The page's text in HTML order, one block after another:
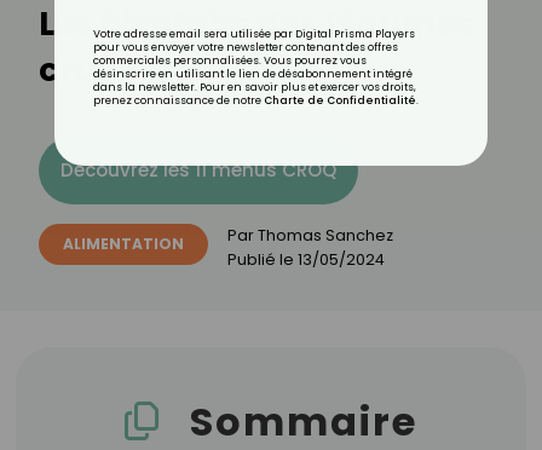
Les bienfaits des légumes
crucifères
Découvrez les 11 menus CROQ
ALIMENTATION ParThomas Sanchez
Publié le 13/05/2024
Sommaire
Votre adresse email sera utilisée par Digital Prisma Players
pour vous envoyer votre newsletter contenant des offres
commerciales personnalisées. Vous pourrez vous
désinscrire en utilisant le lien de désabonnement intégré
dans la newsletter. Pour en savoir plus et exercer vos droits,
prenez connaissance de notre Charte de Confidentialité.